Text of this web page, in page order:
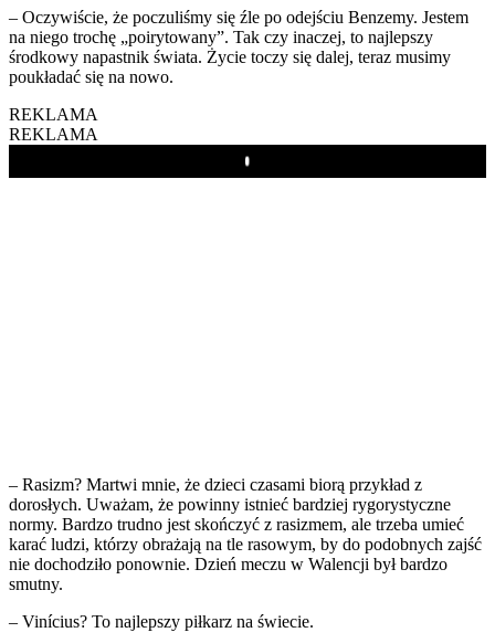
– Oczywiście, że poczuliśmy się źle po odejściu Benzemy. Jestem
na niego trochę „poirytowany”. Tak czy inaczej, to najlepszy
środkowy napastnik świata. Życie toczy się dalej, teraz musimy
poukładać się na nowo.
REKLAMA
REKLAMA
Play
– Rasizm? Martwi mnie, że dzieci czasami biorą przykład z
dorosłych. Uważam, że powinny istnieć bardziej rygorystyczne
normy. Bardzo trudno jest skończyć z rasizmem, ale trzeba umieć
karać ludzi, którzy obrażają na tle rasowym, by do podobnych zajść
nie dochodziło ponownie. Dzień meczu w Walencji był bardzo
smutny.
– Vinícius? To najlepszy piłkarz na świecie.